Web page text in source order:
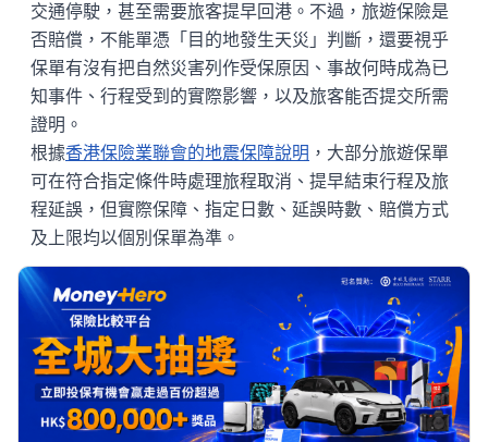
交通停駛，甚至需要旅客提早回港。不過，旅遊保險是
否賠償，不能單憑「目的地發生天災」判斷，還要視乎
保單有沒有把自然災害列作受保原因、事故何時成為已
知事件、行程受到的實際影響，以及旅客能否提交所需
證明。
根據香港保險業聯會的地震保障說明 ，大部分旅遊保單
可在符合指定條件時處理旅程取消、提早結束行程及旅
程延誤，但實際保障、指定日數、延誤時數、賠償方式
及上限均以個別保單為準。